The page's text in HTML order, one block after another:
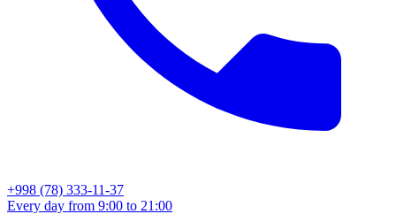
+998 (78) 333-11-37
Every day from 9:00 to 21:00